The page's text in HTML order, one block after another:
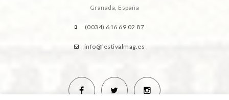
Granada, España
(0034) 616 69 02 87
info@festivalmag.es